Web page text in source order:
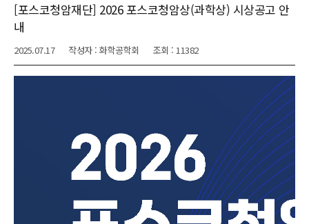
[포스코청암재단] 2026 포스코청암상(과학상) 시상공고 안
내
2025.07.17 작성자 : 화학공학회 조회 : 11382